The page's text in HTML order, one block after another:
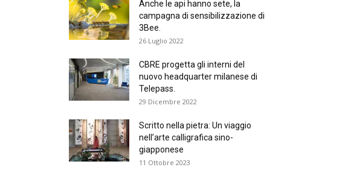
Anche le api hanno sete, la
campagna di sensibilizzazione di
3Bee.
26 Luglio 2022
CBRE progetta gli interni del
nuovo headquarter milanese di
Telepass.
29 Dicembre 2022
Scritto nella pietra: Un viaggio
nell’arte calligrafica sino-
giapponese
11 Ottobre 2023